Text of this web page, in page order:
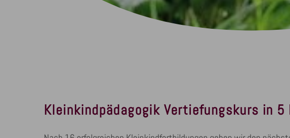
Kleinkindpädagogik Vertiefungskurs in 5